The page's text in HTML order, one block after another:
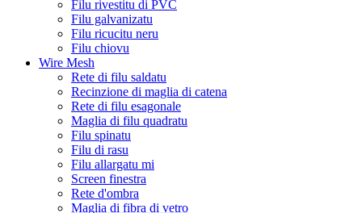
Filu rivestitu di PVC
Filu galvanizatu
Filu ricucitu neru
Filu chiovu
Wire Mesh
Rete di filu saldatu
Recinzione di maglia di catena
Rete di filu esagonale
Maglia di filu quadratu
Filu spinatu
Filu di rasu
Filu allargatu mi
Screen finestra
Rete d'ombra
Maglia di fibra di vetro